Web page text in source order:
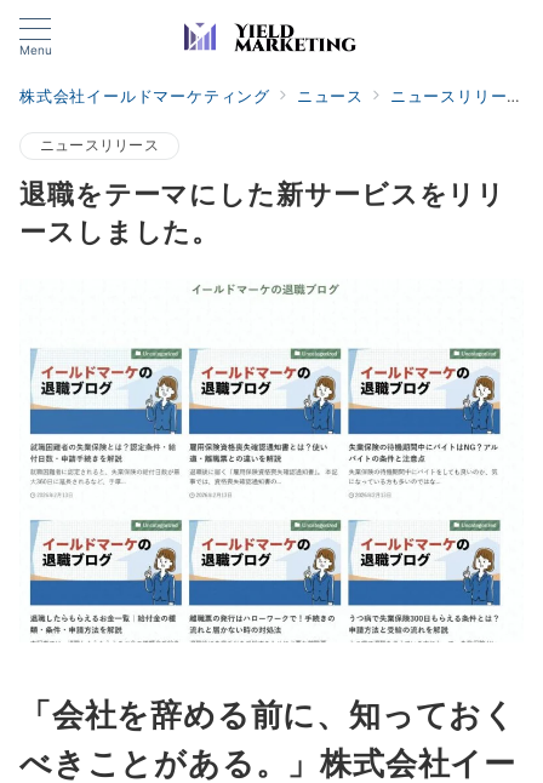
Menu
株式会社イールドマーケティング ニュース ニュースリリース
ニュースリリース
退職をテーマにした新サービスをリリ
ースしました。
「会社を辞める前に、知っておく
べきことがある。」株式会社イー